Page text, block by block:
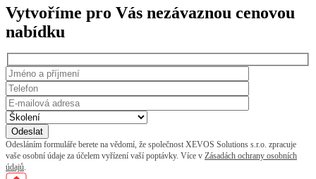
Vytvoříme pro Vás nezávaznou cenovou
nabídku
Odesláním formuláře berete na vědomí, že společnost XEVOS Solutions s.r.o. zpracuje
vaše osobní údaje za účelem vyřízení vaší poptávky. Více v Zásadách ochrany osobních
údajů.